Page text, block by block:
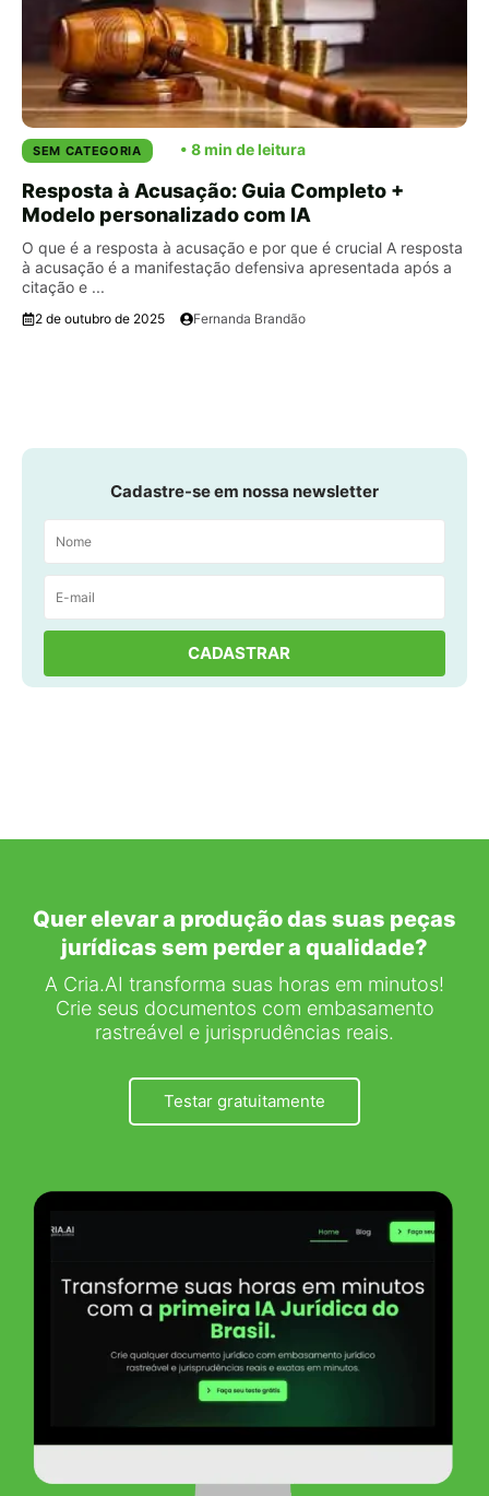
SEM CATEGORIA
Resposta à Acusação: Guia Completo +
Modelo personalizado com IA
O que é a resposta à acusação e por que é crucial A resposta
à acusação é a manifestação defensiva apresentada após a
citação e ...
2 de outubro de 2025 Fernanda Brandão
Cadastre-se em nossa newsletter
Quer elevar a produção das suas peças
jurídicas sem perder a qualidade?
A Cria.AI transforma suas horas em minutos!
Crie seus documentos com embasamento
rastreável e jurisprudências reais.
Testar gratuitamente